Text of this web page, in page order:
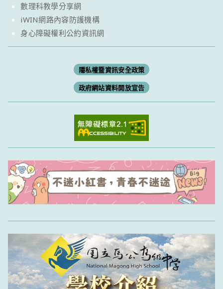
數理科教學分享網
iWIN網路內容防護機構
身心障礙權利公約資訊網
隱私權暨資訊安全政策
政府網站資料開放宣告